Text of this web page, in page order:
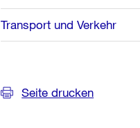
Transport und Verkehr
Seite drucken